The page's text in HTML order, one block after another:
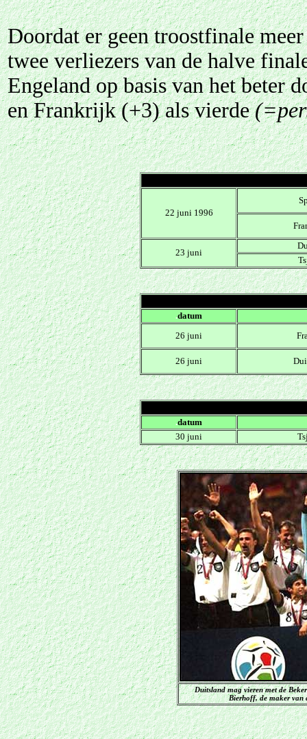
Doordat er geen troostfinale
twee verliezers van de halve
Engeland op basis van het beter
en Frankrijk (+3) als vierde
22 juni 1996
23 juni
.datum
26 juni
26 juni
.datum
30 juni
Duitsland mag vieren met de
Bierhoff, de maker van